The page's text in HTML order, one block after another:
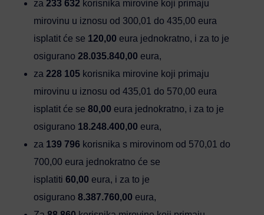
za 233 632 korisnika mirovine koji primaju
mirovinu u iznosu od 300,01 do 435,00 eura
isplatit će se 120,00 eura jednokratno, i za to je
osigurano 28.035.840,00 eura,
za 228 105korisnika mirovine koji primaju
mirovinu u iznosu od 435,01 do 570,00 eura
isplatit će se 80,00 eura jednokratno, i za to je
osigurano 18.248.400,00 eura,
za 139 796 korisnika s mirovinom od 570,01 do
700,00 eura jednokratno će se
isplatiti 60,00 eura, i za to je
osigurano 8.387.760,00 eura,